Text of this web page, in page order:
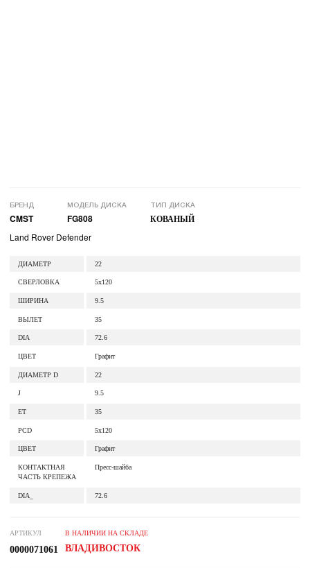
БРЕНД
CMST
МОДЕЛЬ ДИСКА
FG808
ТИП ДИСКА
КОВАНЫЙ
Land Rover Defender
ДИАМЕТР 22
СВЕРЛОВКА 5x120
ШИРИНА 9.5
ВЫЛЕТ 35
DIA 72.6
ЦВЕТ Графит
ДИАМЕТР D 22
J 9.5
ET 35
PCD 5x120
ЦВЕТ Графит
КОНТАКТНАЯ
ЧАСТЬ КРЕПЕЖА
Пресс-шайба
DIA_ 72.6
АРТИКУЛ
0000071061
В НАЛИЧИИ НА СКЛАДЕ
ВЛАДИВОСТОК